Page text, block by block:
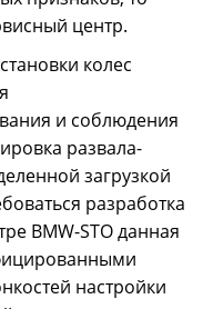
центр.
колес
и соблюдения
развала-
загрузкой
разработка
BMW-STO данная
настройки